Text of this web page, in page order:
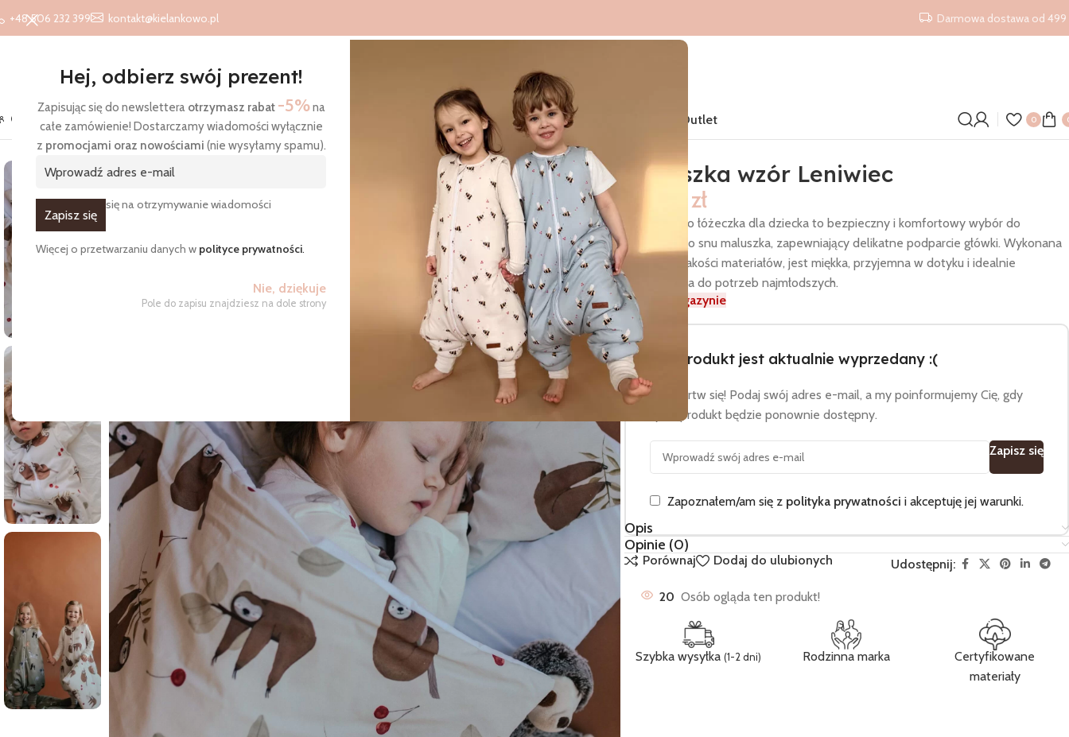
Hej, odbierz swój prezent!
Zapisując się do newslettera otrzymasz rabat -5%na
całe zamówienie! Dostarczamy wiadomości wyłącznie
z promocjami oraz nowościami (nie wysyłamy spamu).
Zgadzam się na otrzymywanie wiadomości
Więcej o przetwarzaniu danych w polityce prywatności.
Nie, dziękuje
Pole do zapisu znajdziesz na dole strony
+48 506 232 399 kontakt@kielankowo.pl Darmowa dostawa od 499
O nas Kontakt Blog Śpiworki do spaniaProdukty Outlet 0
Strona główna/Produkty/Poduszki/Poduszka wzór Leniwiec
Poduszka wzór Leniwiec
zł
Poduszka do łóżeczka dla dziecka to bezpieczny i komfortowy wybór do
codziennego snu maluszka, zapewniający delikatne podparcie główki. Wykonana
z wysokiej jakości materiałów, jest miękka, przyjemna w dotyku i idealnie
dopasowana do potrzeb najmłodszych.
Brak w magazynie
Ten produkt jest aktualnie wyprzedany :(
Nie martw się! Podaj swój adres e-mail, a my poinformujemy Cię, gdy
tylko produkt będzie ponownie dostępny.
Zapisz się
Zapoznałem/am się z polityka prywatności i akceptuję jej warunki.
Opis
Opinie (0)
Porównaj Dodaj do ulubionych Udostępnij:
20 Osób ogląda ten produkt!
Szybka wysyłka(1-2 dni) Rodzinna marka
Certyfikowane
materiały